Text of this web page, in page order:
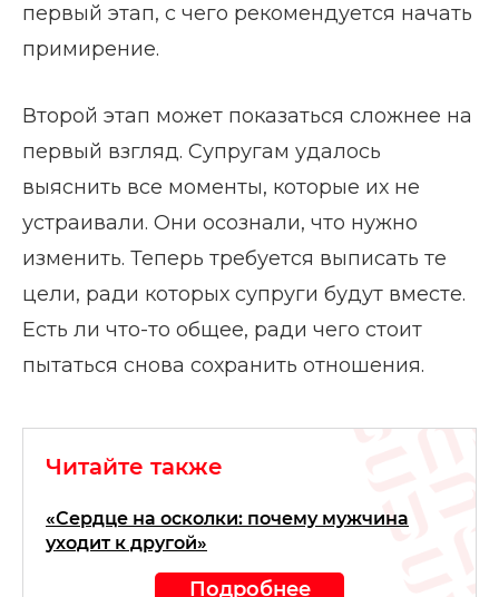
первый этап, с чего рекомендуется начать
примирение.
Второй этап может показаться сложнее на
первый взгляд. Супругам удалось
выяснить все моменты, которые их не
устраивали. Они осознали, что нужно
изменить. Теперь требуется выписать те
цели, ради которых супруги будут вместе.
Есть ли что-то общее, ради чего стоит
пытаться снова сохранить отношения.
Читайте также
«Сердце на осколки: почему мужчина
уходит к другой»
Подробнее